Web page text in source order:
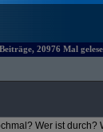
20976 Mal
Wer ist durch?